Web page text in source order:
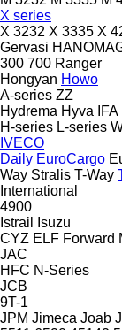
X series
X 3232 X 3335 X
Gervasi
300 700 Ranger
Hongyan Howo
A-series ZZ
Hydrema Hyva
IFA
H-series L-series
IVECO
Daily EuroCargo
Way Stralis T-Way
International
4900
Istrail
Isuzu
CYZ ELF Forward
JAC
HFC N-Series
JCB
9T-1
JPM Jimeca Joab